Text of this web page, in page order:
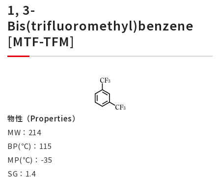
1, 3-
Bis(trifluoromethyl)benzene
[MTF-TFM]
物性（Properties）
MW：214
BP(℃)：115
MP(℃)：-35
SG：1.4